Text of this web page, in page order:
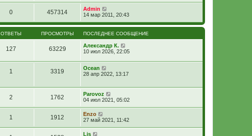
0 457314
Admin
14 мар 2011, 20:43
ОТВЕТЫ ПРОСМОТРЫ ПОСЛЕДНЕЕ СООБЩЕНИЕ
127 63229
Александр К.
10 июл 2026, 22:05
1 3319
Ocean
28 апр 2022, 13:17
2 1762
Parovoz
04 июл 2021, 05:02
1 1912
Enzo
27 май 2021, 11:42
Lis